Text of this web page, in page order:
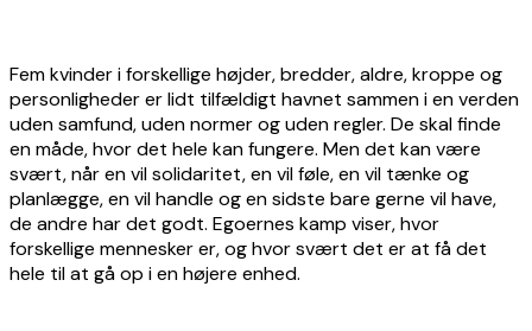
Fem kvinder i forskellige højder, bredder, aldre, kroppe og
personligheder er lidt tilfældigt havnet sammen i en verden
uden samfund, uden normer og uden regler. De skal finde
en måde, hvor det hele kan fungere. Men det kan være
svært, når en vil solidaritet, en vil føle, en vil tænke og
planlægge, en vil handle og en sidste bare gerne vil have,
de andre har det godt. Egoernes kamp viser, hvor
forskellige mennesker er, og hvor svært det er at få det
hele til at gå op i en højere enhed.